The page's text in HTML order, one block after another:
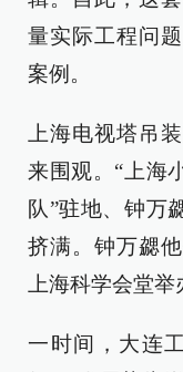
量实际工程问
案例。
上海电视塔吊
来围观。“上海
队”驻地、钟万
挤满。钟万勰
上海科学会堂举
一时间，大连